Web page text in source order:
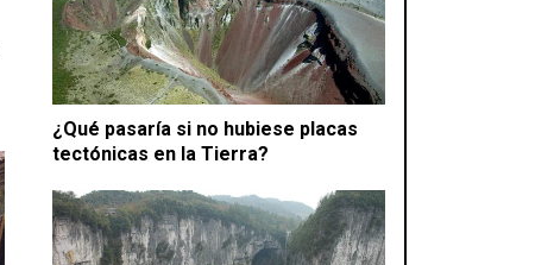
¿Qué pasaría si no hubiese placas
tectónicas en la Tierra?